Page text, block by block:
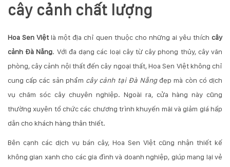
HÌNH
LIÊN
HỆ
Hotline
0931.914.968
cây cảnh chất lượng
Hoa Sen Việtlà một địa chỉ quen thuộc cho những ai yêu thích cây
cảnh Đà Nẵng. Với đa dạng các loại cây từ cây phong thủy, cây văn
phòng, cây cảnh nội thất đến cây ngoại thất, Hoa Sen Việt không chỉ
cung cấp các sản phẩm cây cảnh tại Đà Nẵngđẹp mà còn có dịch
vụ chăm sóc cây chuyên nghiệp. Ngoài ra, cửa hàng này cũng
thường xuyên tổ chức các chương trình khuyến mãi và giảm giá hấp
dẫn cho khách hàng thân thiết.
Bên cạnh các dịch vụ bán cây, Hoa Sen Việt cũng nhận thiết kế
không gian xanh cho các gia đình và doanh nghiệp, giúp mang lại vẻ